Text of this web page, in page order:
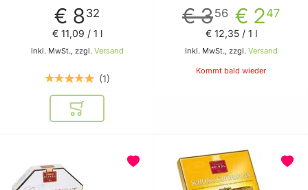
Mittelbach
€ 832
Inkl. MwSt., zzgl. Versand
€ 11,09 / 1 l
1
In den Warenkorb
fruchtiger Genuss von
NightSecco
€ 247
€ 356
Inkl. MwSt., zzgl. Versand
€ 12,35/ 1 l
Kommt bald wieder